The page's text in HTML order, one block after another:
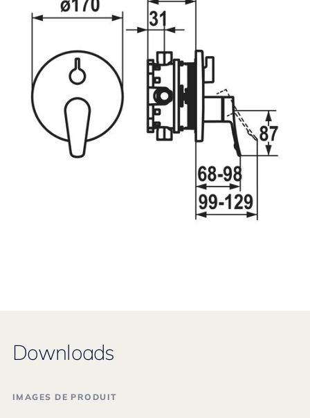
Downloads
IMAGES DE PRODUIT